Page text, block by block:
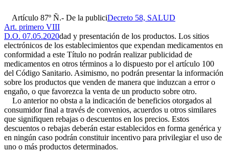
Artículo 87º Ñ.- De la publiciDecreto 58, SALUD
Art. primero VIII
D.O. 07.05.2020dad y presentación de los productos. Los sitios
electrónicos de los establecimientos que expendan medicamentos en
conformidad a este Título no podrán realizar publicidad de
medicamentos en otros términos a lo dispuesto por el artículo 100
del Código Sanitario. Asimismo, no podrán presentar la información
sobre los productos que venden de manera que induzcan a error o
engaño, o que favorezca la venta de un producto sobre otro.
Lo anterior no obsta a la indicación de beneficios otorgados al
consumidor final a través de convenios, acuerdos u otros similares
que signifiquen rebajas o descuentos en los precios. Estos
descuentos o rebajas deberán estar establecidos en forma genérica y
en ningún caso podrán constituir incentivo para privilegiar el uso de
uno o más productos determinados.